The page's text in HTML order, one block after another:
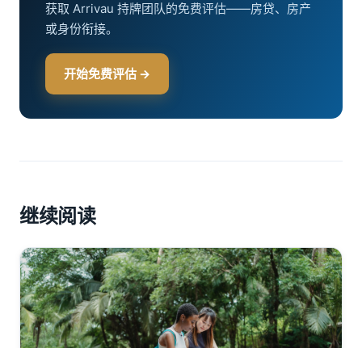
获取 Arrivau 持牌团队的免费评估——房贷、房产
或身份衔接。
开始免费评估 →
继续阅读